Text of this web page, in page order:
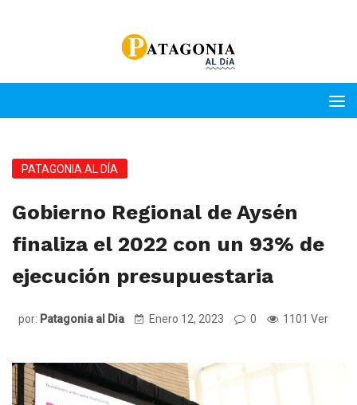
PATAGONIA AL DÍA
Gobierno Regional de Aysén
finaliza el 2022 con un 93% de
ejecución presupuestaria
por: Patagonia al Dia Enero 12, 2023 0 1101 Ver